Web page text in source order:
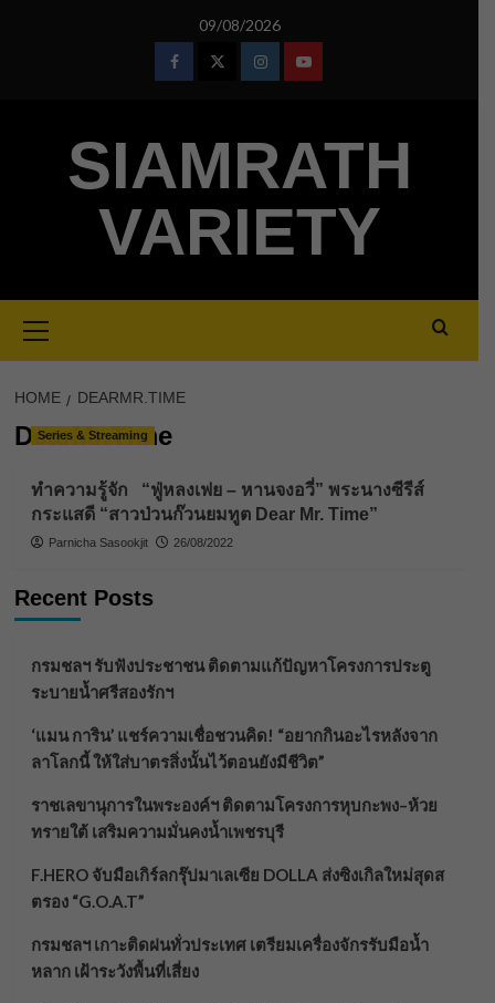
09/08/2026
FacebookTwitterInstagramYoutube
SIAMRATH
VARIETY
Menu
HOME DEARMR.TIME
DearMr.Time
Series & Streaming
ทำความรู้จัก “ฟู่หลงเฟย – หานจงอวี่” พระนางซีรีส์
กระแสดี “สาวป่วนก๊วนยมทูต Dear Mr. Time”
Parnicha Sasookjit 26/08/2022
Recent Posts
กรมชลฯ รับฟังประชาชน ติดตามแก้ปัญหาโครงการประตู
ระบายน้ำศรีสองรักฯ
‘แมน การิน’ แชร์ความเชื่อชวนคิด! “อยากกินอะไรหลังจาก
ลาโลกนี้ ให้ใส่บาตรสิ่งนั้นไว้ตอนยังมีชีวิต”
ราชเลขานุการในพระองค์ฯ ติดตามโครงการหุบกะพง–ห้วย
ทรายใต้ เสริมความมั่นคงน้ำเพชรบุรี
F.HERO จับมือเกิร์ลกรุ๊ปมาเลเซีย DOLLA ส่งซิงเกิลใหม่สุดส
ตรอง “G.O.A.T”
กรมชลฯ เกาะติดฝนทั่วประเทศ เตรียมเครื่องจักรรับมือน้ำ
หลาก เฝ้าระวังพื้นที่เสี่ยง